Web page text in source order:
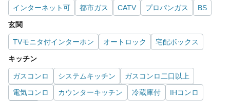
インターネット可 都市ガス CATV プロパンガス BS
玄関
TVモニタ付インターホン オートロック 宅配ボックス
キッチン
ガスコンロ システムキッチン
ガスコンロ二口以上
電気コンロ
カウンターキッチン 冷蔵庫付
IHコンロ